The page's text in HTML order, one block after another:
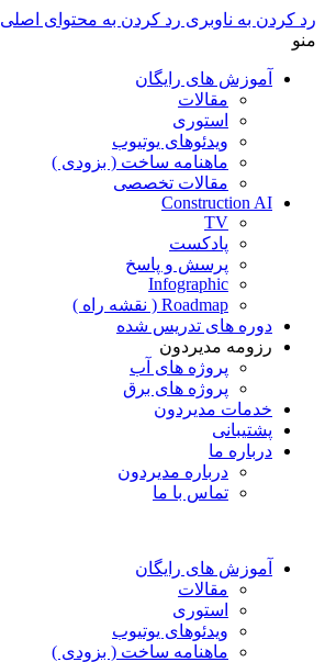
رد کردن به ناوبری رد کردن به محتوای اصلی
منو
آموزش های رایگان
مقالات
استوری
ویدئوهای یوتیوب
ماهنامه ساخت ( بزودی )
مقالات تخصصی
Construction AI
TV
پادکست
پرسش و پاسخ
Infographic
Roadmap ( نقشه راه )
دوره های تدریس شده
رزومه مدیردون
پروژه های آب
پروژه های برق
خدمات مدیردون
پشتیبانی
درباره ما
درباره مدیردون
تماس با ما
آموزش های رایگان
مقالات
استوری
ویدئوهای یوتیوب
ماهنامه ساخت ( بزودی )